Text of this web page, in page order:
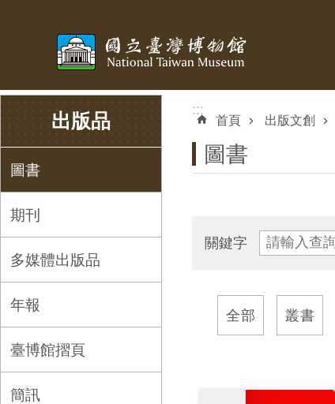
出版品
圖書
期刊
多媒體出版品
年報
臺博館摺頁
簡訊
:::
首頁 出版文創
圖書
關鍵字
全部 叢書